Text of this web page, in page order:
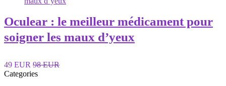
Oculear : le meilleur médicament pour
soigner les maux d’yeux
49 EUR 98 EUR
Categories